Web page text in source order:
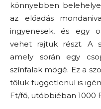
könnyebben
az előadás
ingyenesek, és egy
vehet rajtuk részt. A
amely során egy
színfalak mögé. Ez a
tőlük függetlenül is
Ft/fő, utóbbiéban 1000